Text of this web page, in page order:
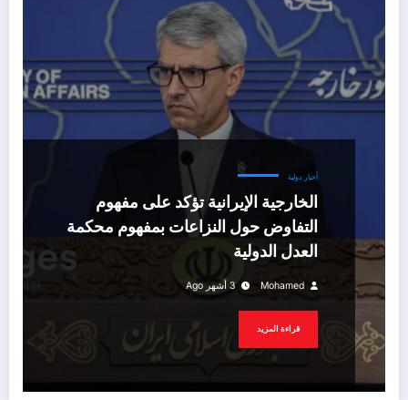
أخبار دولية
الخارجية الإيرانية تؤكد على مفهوم
التفاوض حول النزاعات بمفهوم محكمة
العدل الدولية
Mohamed 3 أشهر Ago
قراءة المزيد